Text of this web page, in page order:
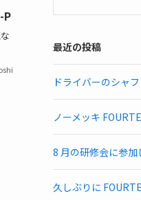
P
最近の投稿
ドライバーのシャ
ノーメッキ
8 月の研修会に参加
久しぶりに